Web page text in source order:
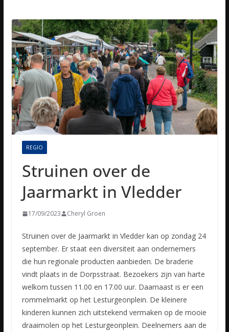
REGIO
Struinen over de
Jaarmarkt in Vledder
17/09/2023 Cheryl Groen
Struinen over de Jaarmarkt in Vledder kan op zondag 24
september. Er staat een diversiteit aan ondernemers
die hun regionale producten aanbieden. De braderie
vindt plaats in de Dorpsstraat. Bezoekers zijn van harte
welkom tussen 11.00 en 17.00 uur. Daarnaast is er een
rommelmarkt op het Lesturgeonplein. De kleinere
kinderen kunnen zich uitstekend vermaken op de mooie
draaimolen op het Lesturgeonplein. Deelnemers aan de